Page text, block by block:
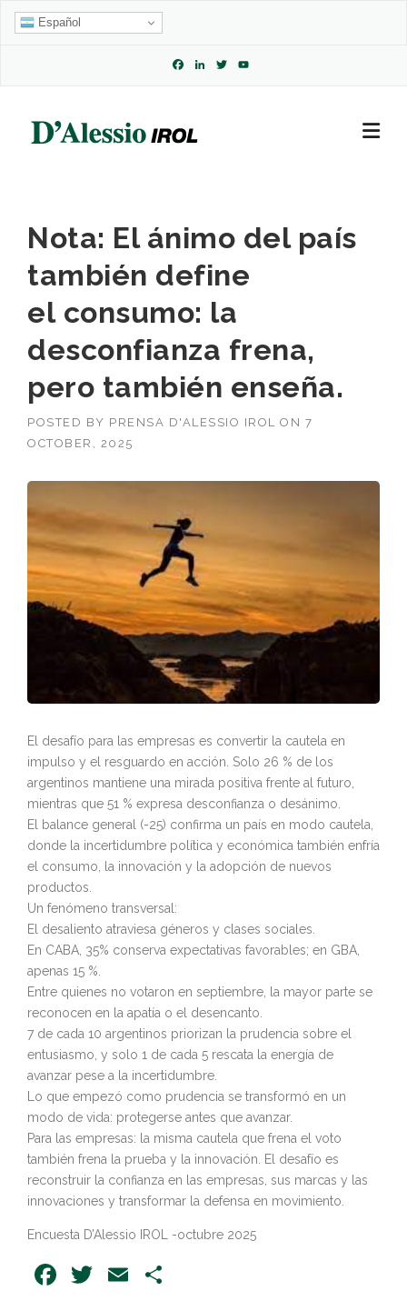
Skip
Español
Facebook
LinkedIn
Twitter
Nota: El ánimo del país
también define
el consumo: la
desconfianza frena,
pero también enseña.
POSTED BY PRENSA D'ALESSIO IROL ON 7
OCTOBER, 2025
El desafío para las empresas es convertir la cautela en
impulso y el resguardo en acción. Solo 26 % de los
argentinos mantiene una mirada positiva frente al futuro,
mientras que 51 % expresa desconfianza o desánimo.
El balance general (-25) confirma un país en modo cautela,
donde la incertidumbre política y económica también enfría
el consumo, la innovación y la adopción de nuevos
productos.
Un fenómeno transversal:
El desaliento atraviesa géneros y clases sociales.
En CABA, 35% conserva expectativas favorables; en GBA,
apenas 15 %.
Entre quienes no votaron en septiembre, la mayor parte se
reconocen en la apatía o el desencanto.
7 de cada 10 argentinos priorizan la prudencia sobre el
entusiasmo, y solo 1 de cada 5 rescata la energía de
avanzar pese a la incertidumbre.
Lo que empezó como prudencia se transformó en un
modo de vida: protegerse antes que avanzar.
Para las empresas: la misma cautela que frena el voto
también frena la prueba y la innovación. El desafío es
reconstruir la confianza en las empresas, sus marcas y las
innovaciones y transformar la defensa en movimiento.
Encuesta D’Alessio IROL -octubre 2025
Facebook
Twitter
Email